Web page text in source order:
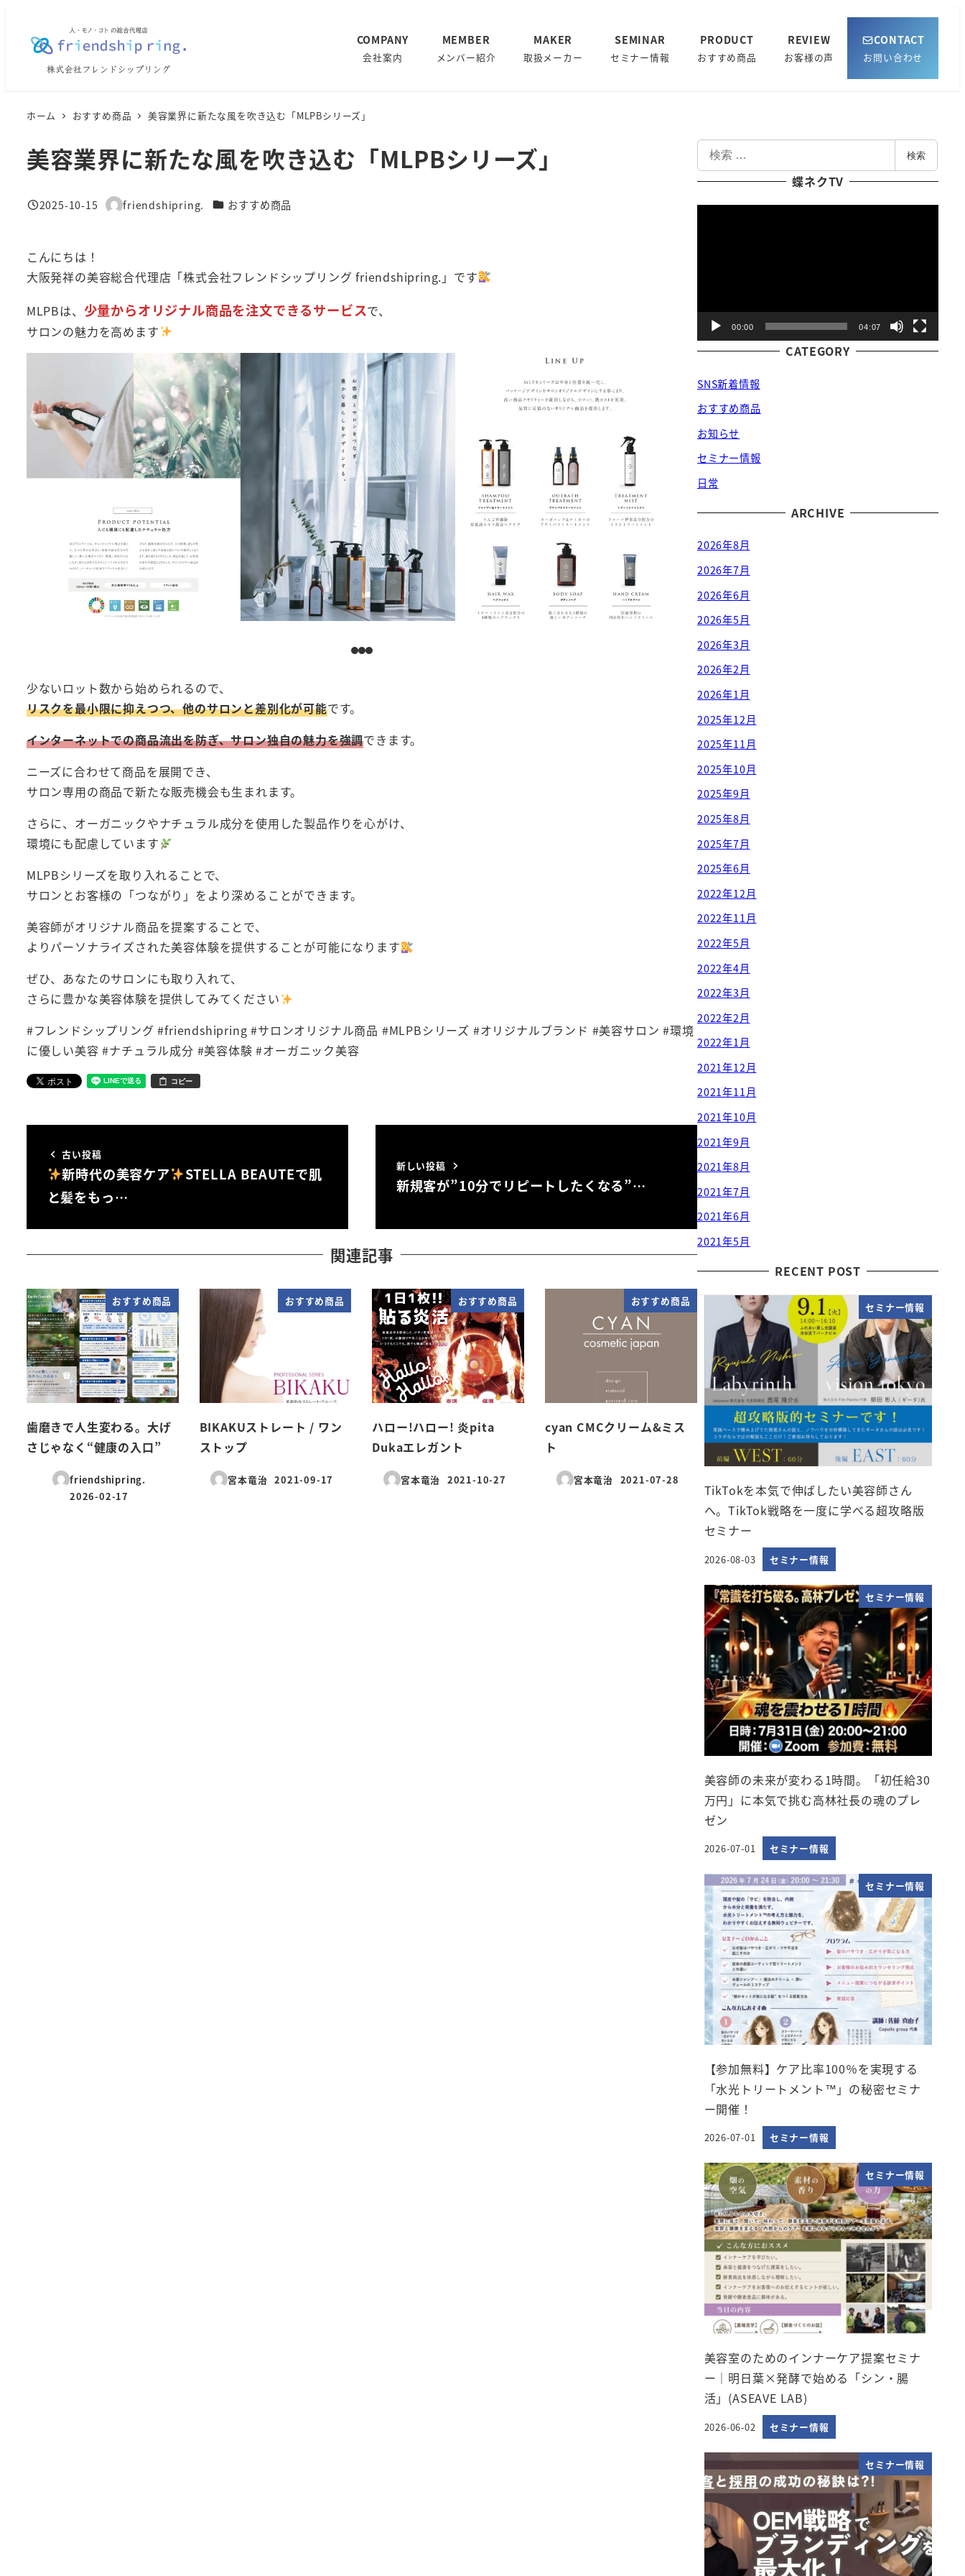
COMPANY
会社案内
MEMBER
メンバー紹介
MAKER
取扱メーカー
SEMINAR
セミナー情報
PRODUCT
おすすめ商品
REVIEW
お客様の声
CONTACT
お問い合わせ
ホーム おすすめ商品 美容業界に新たな風を吹き込む「MLPBシリーズ」
美容業界に新たな風を吹き込む「MLPBシリーズ」
投稿日
2025-10-15
著
friendshipring. カテゴリー
おすすめ商品
こんにちは！
大阪発祥の美容総合代理店「株式会社フレンドシップリング friendshipring.」です
MLPBは、 少量からオリジナル商品を注文できるサービスで、
サロンの魅力を高めます
少ないロット数から始められるので、
リスクを最小限に抑えつつ、他のサロンと差別化が可能です。
インターネットでの商品流出を防ぎ、サロン独自の魅力を強調できます。
ニーズに合わせて商品を展開でき、
サロン専用の商品で新たな販売機会も生まれます。
さらに、オーガニックやナチュラル成分を使用した製品作りを心がけ、
環境にも配慮しています
MLPBシリーズを取り入れることで、
サロンとお客様の「つながり」をより深めることができます。
美容師がオリジナル商品を提案することで、
よりパーソナライズされた美容体験を提供することが可能になります
ぜひ、あなたのサロンにも取り入れて、
さらに豊かな美容体験を提供してみてください
#フレンドシップリング #friendshipring #サロンオリジナル商品 #MLPBシリーズ #オリジナルブランド #美容サロン #環境
に優しい美容 #ナチュラル成分 #美容体験 #オーガニック美容
コピー
古い投稿
新時代の美容ケア
STELLA BEAUTEで肌
と髪をもっ…
新しい投稿
新規客が”10分でリピートしたくなる”…
関連記事
おすすめ商品
歯磨きで人生変わる。大げ
さじゃなく“健康の入口”
friendshipring.
投稿日
2026-02-17
おすすめ商品
BIKAKUストレート / ワン
ストップ
宮本竜治
投稿日
2021-09-17
おすすめ商品
ハロー!ハロー! 炎pita
Dukaエレガント
宮本竜治
投稿日
2021-10-27
おすすめ商品
cyan CMCクリーム&ミス
ト
宮本竜治
投稿日
2021-07-28
索
検索
蝶ネクTV
00:00 04:07
CATEGORY
SNS新着情報
おすすめ商品
お知らせ
セミナー情報
日常
ARCHIVE
2026年8月
2026年7月
2026年6月
2026年5月
2026年3月
2026年2月
2026年1月
2025年12月
2025年11月
2025年10月
2025年9月
2025年8月
2025年7月
2025年6月
2022年12月
2022年11月
2022年5月
2022年4月
2022年3月
2022年2月
2022年1月
2021年12月
2021年11月
2021年10月
2021年9月
2021年8月
2021年7月
2021年6月
2021年5月
RECENT POST
セミナー情報
TikTokを本気で伸ばしたい美容師さん
へ。TikTok戦略を一度に学べる超攻略版
セミナー
投稿日
2026-08-03 セミナー情報
セミナー情報
美容師の未来が変わる1時間。「初任給30
万円」に本気で挑む高林社長の魂のプレ
ゼン
投稿日
2026-07-01 セミナー情報
セミナー情報
【参加無料】ケア比率100％を実現する
「水光トリートメント™」の秘密セミナ
ー開催！
投稿日
2026-07-01 セミナー情報
セミナー情報
美容室のためのインナーケア提案セミナ
ー｜明日葉×発酵で始める「シン・腸
活」(ASEAVE LAB)
投稿日
2026-06-02 セミナー情報
セミナー情報